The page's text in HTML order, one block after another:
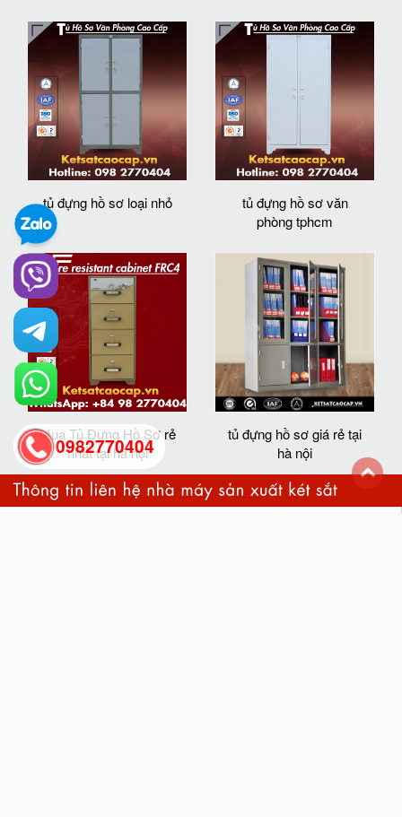
tủ đựng hồ sơ loại nhỏ
tủ đựng hồ sơ văn
phòng tphcm
Mua Tủ Đựng Hồ Sơ rẻ
nhất tại hà nội
tủ đựng hồ sơ giá rẻ tại
hà nội
0982770404
back